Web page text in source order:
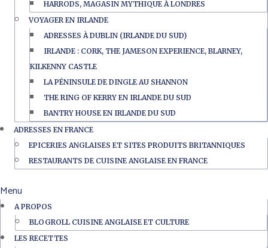
HARRODS, MAGASIN MYTHIQUE À LONDRES
VOYAGER EN IRLANDE
ADRESSES À DUBLIN (IRLANDE DU SUD)
IRLANDE : CORK, THE JAMESON EXPERIENCE, BLARNEY,
KILKENNY CASTLE
LA PÉNINSULE DE DINGLE AU SHANNON
THE RING OF KERRY EN IRLANDE DU SUD
BANTRY HOUSE EN IRLANDE DU SUD
ADRESSES EN FRANCE
EPICERIES ANGLAISES ET SITES PRODUITS BRITANNIQUES
RESTAURANTS DE CUISINE ANGLAISE EN FRANCE
Menu
A PROPOS
BLOGROLL CUISINE ANGLAISE ET CULTURE
LES RECETTES